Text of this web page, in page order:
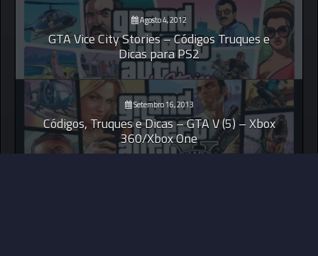
Agosto 4, 2012
GTA Vice City Stories – Códigos Truques e
Dicas para PS2
Setembro 16, 2013
Códigos, Truques e Dicas – GTA V (5) – Xbox
360/Xbox One